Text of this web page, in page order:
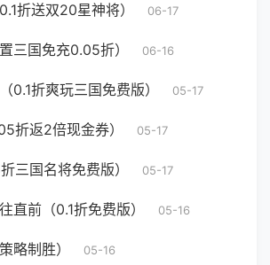
折送双20星神将） 06-17
三国免充0.05折） 06-16
0.1折爽玩三国免费版） 05-17
折返2倍现金券） 05-17
三国名将免费版） 05-17
直前（0.1折免费版） 05-16
略制胜） 05-16